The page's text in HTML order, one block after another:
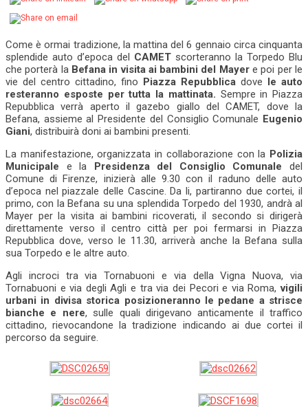
Come è ormai tradizione, la mattina del 6 gennaio circa cinquanta
splendide auto d’epoca del CAMET scorteranno la Torpedo Blu
che porterà la Befana in visita ai bambini del Mayere poi per le
vie del centro cittadino, fino Piazza Repubblica dove le auto
resteranno esposte per tutta la mattinata. Sempre in Piazza
Repubblica verrà aperto il gazebo giallo del CAMET, dove la
Befana, assieme al Presidente del Consiglio Comunale Eugenio
Giani, distribuirà doni ai bambini presenti.
La manifestazione, organizzata in collaborazione con la Polizia
Municipale e la Presidenza del Consiglio Comunale del
Comune di Firenze, inizierà alle 9.30 con il raduno delle auto
d’epoca nel piazzale delle Cascine. Da li, partiranno due cortei, il
primo, con la Befana su una splendida Torpedo del 1930, andrà al
Mayer per la visita ai bambini ricoverati, il secondo si dirigerà
direttamente verso il centro città per poi fermarsi in Piazza
Repubblica dove, verso le 11.30, arriverà anche la Befana sulla
sua Torpedo e le altre auto.
Agli incroci tra via Tornabuoni e via della Vigna Nuova, via
Tornabuoni e via degli Agli e tra via dei Pecori e via Roma,vigili
urbani in divisa storica posizioneranno le pedane a strisce
bianche e nere, sulle quali dirigevano anticamente il traffico
cittadino, rievocandone la tradizione indicando ai due cortei il
percorso da seguire.